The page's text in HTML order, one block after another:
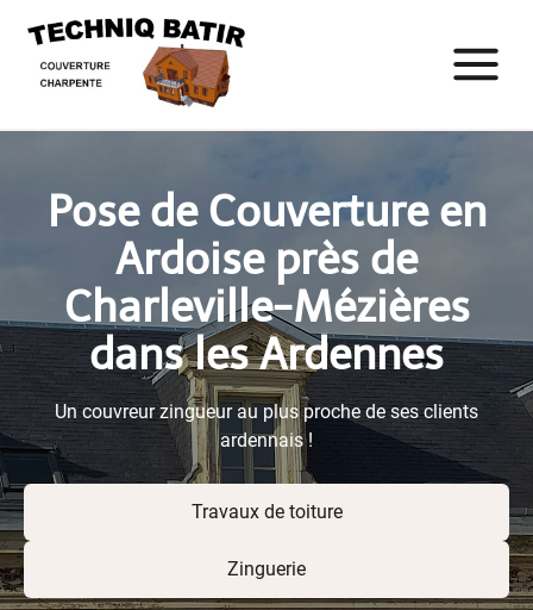
Pose de Couverture en
Ardoise près de
Charleville-Mézières
dans les Ardennes
Un couvreur zingueur au plus proche de ses clients
ardennais !
Travaux de toiture
Zinguerie